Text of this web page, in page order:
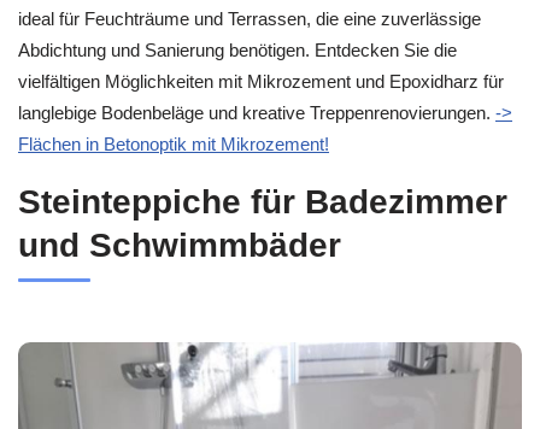
ideal für Feuchträume und Terrassen, die eine zuverlässige
Abdichtung und Sanierung benötigen. Entdecken Sie die
vielfältigen Möglichkeiten mit Mikrozement und Epoxidharz für
langlebige Bodenbeläge und kreative Treppenrenovierungen. ->
Flächen in Betonoptik mit Mikrozement!
Steinteppiche für Badezimmer
und Schwimmbäder